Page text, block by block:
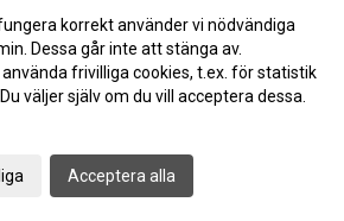
på Mellanheden - Succé
succés 2020-06-07 23:01
Bosse Augustsson
korrekt använder vi nödvändiga
Dessa går inte att stänga av.
använda frivilliga cookies, t.ex. för statistik
väljer själv om du vill acceptera dessa.
Acceptera alla